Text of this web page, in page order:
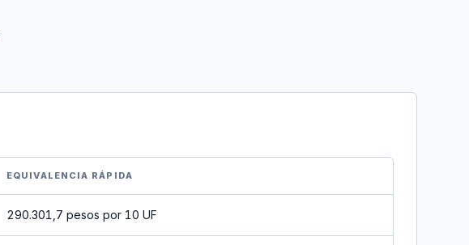
EQUIVALENCIA RÁPIDA
290.301,7 pesos por 10 UF